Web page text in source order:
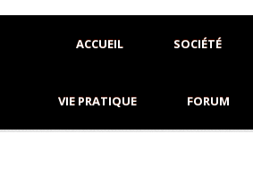
ACCUEIL SOCIÉTÉ
VIE PRATIQUE FORUM